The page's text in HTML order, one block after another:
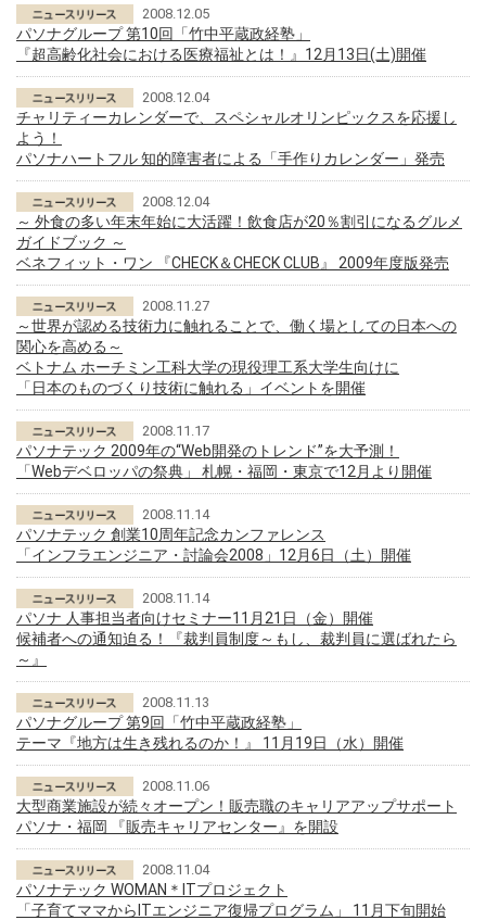
2008.12.05
パソナグループ 第10回「竹中平蔵政経塾」
『超高齢化社会における医療福祉とは！』12月13日(土)開催
2008.12.04
チャリティーカレンダーで、スペシャルオリンピックスを応援し
よう！
パソナハートフル 知的障害者による「手作りカレンダー」発売
2008.12.04
～ 外食の多い年末年始に大活躍！飲食店が20％割引になるグルメ
ガイドブック ～
ベネフィット・ワン 『CHECK＆CHECK CLUB』 2009年度版発売
2008.11.27
～世界が認める技術力に触れることで、働く場としての日本への
関心を高める～
ベトナム ホーチミン工科大学の現役理工系大学生向けに
「日本のものづくり技術に触れる」イベントを開催
2008.11.17
パソナテック 2009年の“Web開発のトレンド”を大予測！
「Webデベロッパの祭典」 札幌・福岡・東京で12月より開催
2008.11.14
パソナテック 創業10周年記念カンファレンス
「インフラエンジニア・討論会2008」12月6日（土）開催
2008.11.14
パソナ 人事担当者向けセミナー11月21日（金）開催
候補者への通知迫る！『裁判員制度～もし、裁判員に選ばれたら
～』
2008.11.13
パソナグループ 第9回「竹中平蔵政経塾」
テーマ『地方は生き残れるのか！』 11月19日（水）開催
2008.11.06
大型商業施設が続々オープン！販売職のキャリアアップサポート
パソナ・福岡 『販売キャリアセンター』を開設
2008.11.04
パソナテック WOMAN＊ITプロジェクト
「子育てママからITエンジニア復帰プログラム」 11月下旬開始